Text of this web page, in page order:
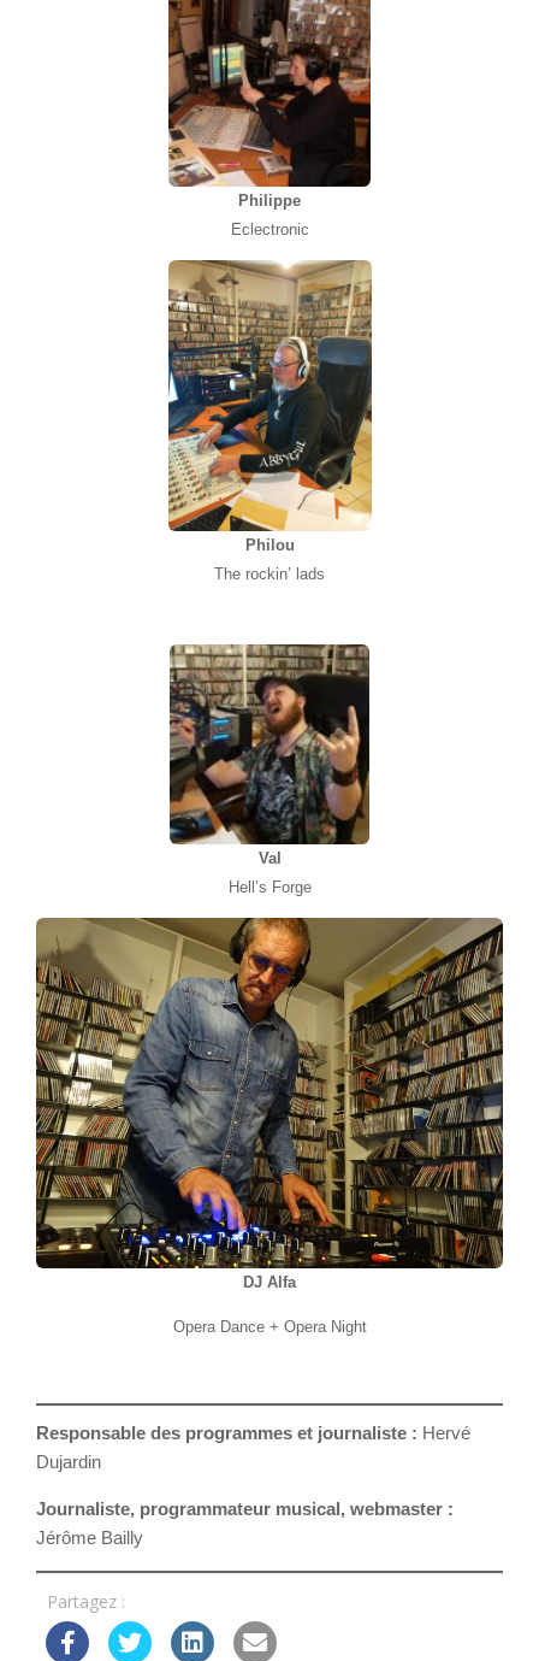
Philippe
Eclectronic
Philou
The rockin’ lads
Val
Hell’s Forge
DJ Alfa
Opera Dance + Opera Night
Responsable des programmes et journaliste : Hervé
Dujardin
Journaliste, programmateur musical, webmaster :
Jérôme Bailly
Partagez :